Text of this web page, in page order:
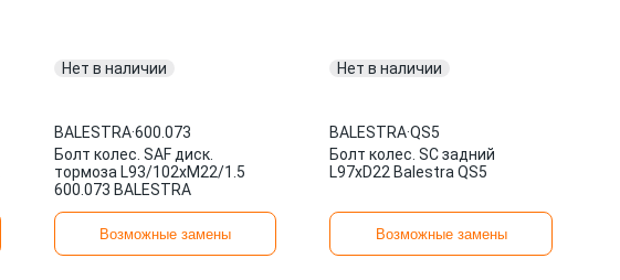
Нет в наличии
BALESTRA·600.073
Болт колес. SAF диск.
тормоза L93/102xM22/1.5
600.073 BALESTRA
Возможные замены
Нет в наличии
BALESTRA·QS5
Болт колес. SC задний
L97xD22 Balestra QS5
Возможные замены